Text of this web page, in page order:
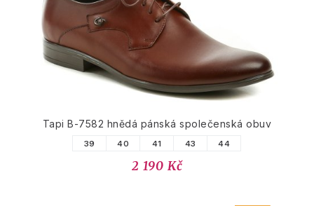
Tapi B-7582 hnědá pánská společenská obuv
39 40 41 43 44
2 190 Kč